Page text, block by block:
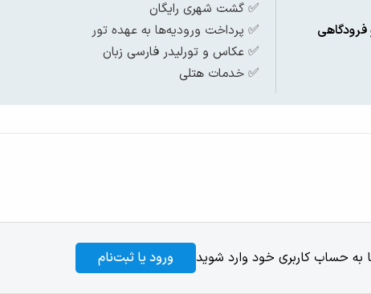
✅ گشت شهری رایگان
✅ پرداخت ورودیه‌ها به عهده تور
✅ عکاس و تورلیدر فارسی زبان
✅ خدمات هتلی
به حساب کاربری خود وارد شوید ورود یا ثبت‌نام